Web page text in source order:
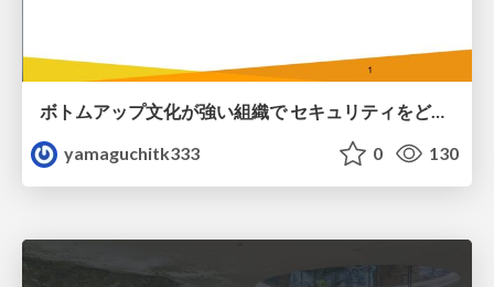
ボトムアップ文化が強い組織で セキュリティをどう根付かせていくかの現在進行形の話 / Making Security Stick in a Bottom-Up Organization
yamaguchitk333
0 130